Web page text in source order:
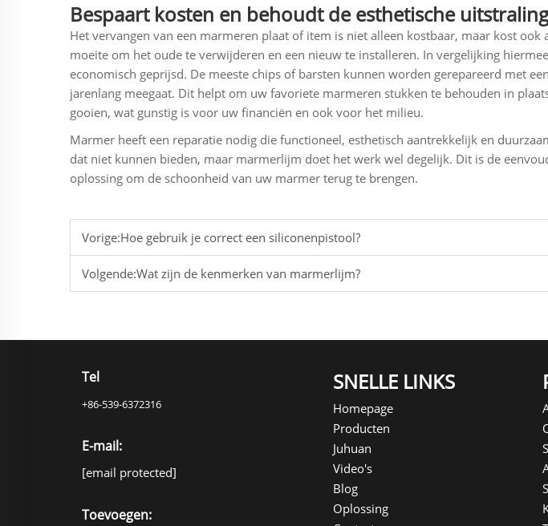
Bespaart kosten en behoudt de esthetische
Het vervangen van een marmeren plaat of item is niet alleen kostbaar, maar kost ook
moeite om het oude te verwijderen en een nieuw te installeren. In vergelijking
economisch geprijsd. De meeste chips of barsten kunnen worden gerepareerd met
jarenlang meegaat. Dit helpt om uw favoriete marmeren stukken te behouden in
gooien, wat gunstig is voor uw financiën en ook voor het milieu.
Marmer heeft een reparatie nodig die functioneel, esthetisch aantrekkelijk en
dat niet kunnen bieden, maar marmerlijm doet het werk wel degelijk. Dit is de
oplossing om de schoonheid van uw marmer terug te brengen.
Vorige:Hoe gebruik je correct een siliconenpistool?
Volgende:Wat zijn de kenmerken van marmerlijm?
Tel
+86-539-6372316
E-mail:
[email protected]
Toevoegen:
SNELLE LINKS
Homepage
Producten
Juhuan
Video's
Blog
Oplossing